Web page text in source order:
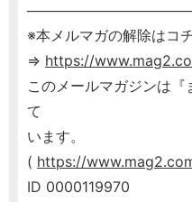
※本メルマガの解除はコ
⇒ https://
このメールマガジンは
て
います。
( https://
ID 0000119970